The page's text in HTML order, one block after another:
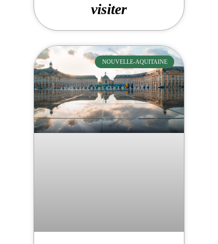
visiter
NOUVELLE-AQUITAINE